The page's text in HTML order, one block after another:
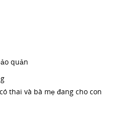
quản
thai và bà mẹ đang cho con